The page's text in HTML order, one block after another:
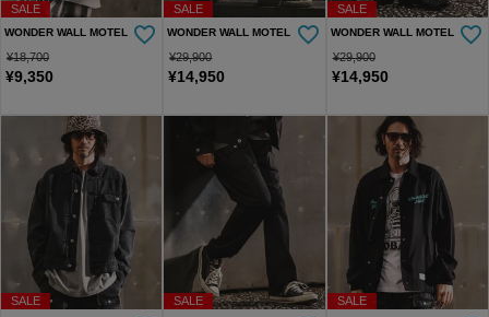
SALE
WONDER WALL MOTEL
¥18,700
¥9,350
SALE
WONDER WALL MOTEL
¥29,900
¥14,950
SALE
WONDER WALL MOTEL
¥29,900
¥14,950
SALE SALE SALE